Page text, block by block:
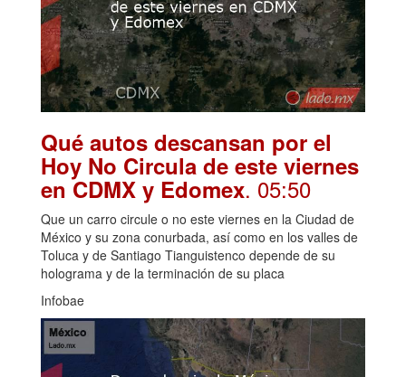
Qué autos descansan por el
Hoy No Circula de este viernes
en CDMX y Edomex. 05:50
Que un carro circule o no este viernes en la Ciudad de
México y su zona conurbada, así como en los valles de
Toluca y de Santiago Tianguistenco depende de su
holograma y de la terminación de su placa
Infobae